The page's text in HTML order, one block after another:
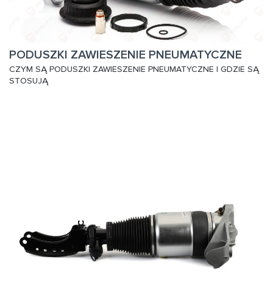
PODUSZKI ZAWIESZENIE PNEUMATYCZNE
CZYM SĄ PODUSZKI ZAWIESZENIE PNEUMATYCZNE I GDZIE SĄ
STOSUJĄ